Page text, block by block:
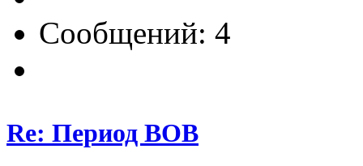
Сообщений: 4
Re: Период ВОВ